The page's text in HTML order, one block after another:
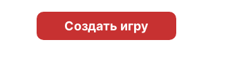
Создать игру